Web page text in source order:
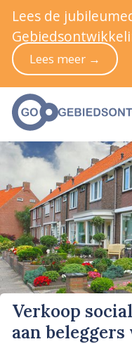
Verkoop
aan
Lees de
Lees meer →